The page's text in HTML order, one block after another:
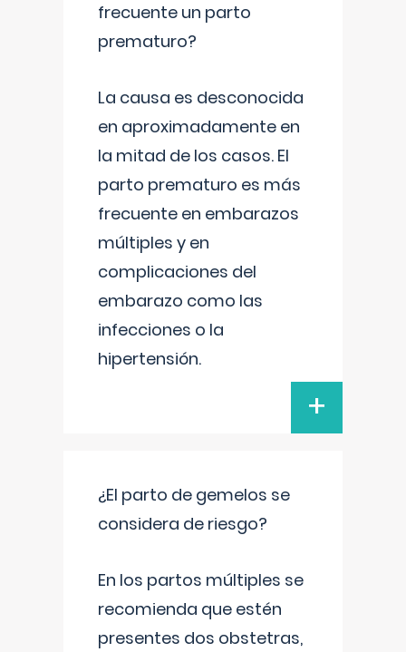
frecuente un parto
prematuro?
La causa es desconocida
en aproximadamente en
la mitad de los casos. El
parto prematuro es más
frecuente en embarazos
múltiples y en
complicaciones del
embarazo como las
infecciones o la
hipertensión.
+
¿El parto de gemelos se
considera de riesgo?
En los partos múltiples se
recomienda que estén
presentes dos obstetras,